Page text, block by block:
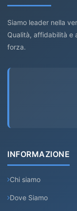
Siamo leader nella
Qualità, affidabilità e
forza.
INFORMAZIONE
Chi siamo
Dove Siamo